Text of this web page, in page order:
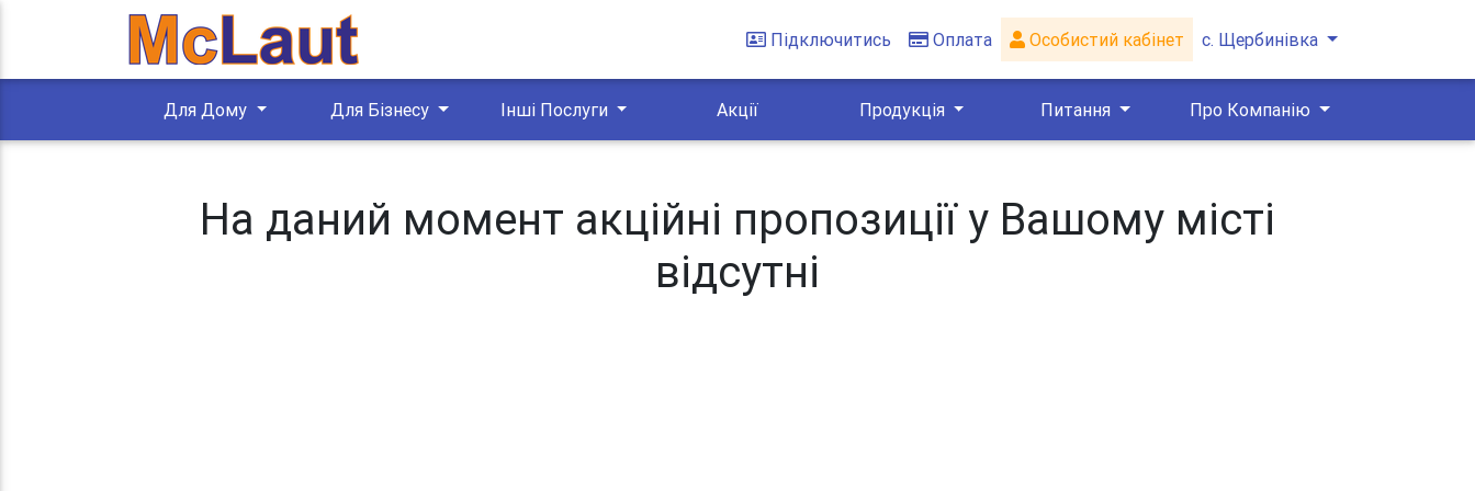
Підключитись Оплата Особистий кабінет с. Щербинівка
Для Дому Для Бізнесу Інші Послуги Акції Продукція Питання Про Компанію
На даний момент акційні пропозиції у Вашому місті
відсутні